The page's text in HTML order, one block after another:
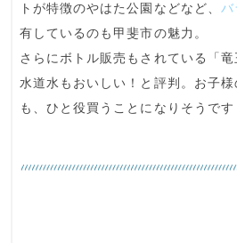
トが特徴のやはた公園などなど、 バ
有しているのも甲斐市の魅力。
さらにボトル販売もされている
「
水道水もおいしい！ と評判。お子
も、ひと役買うことになりそうです